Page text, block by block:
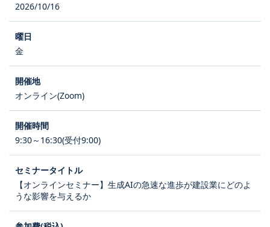
2026/10/16
金
オンライン(Zoom)
9:30～16:30(受付9:00)
【オンラインセミナー】生成AIの急速な進歩が建設業にどのよ
うな影響を与えるか